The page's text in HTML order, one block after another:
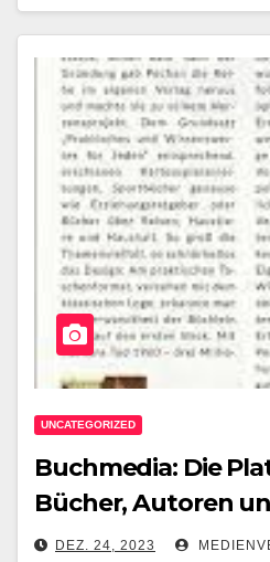
UNCATEGORIZED
Buchmedia: Die
Bücher, Autoren
DEZ. 24, 2023